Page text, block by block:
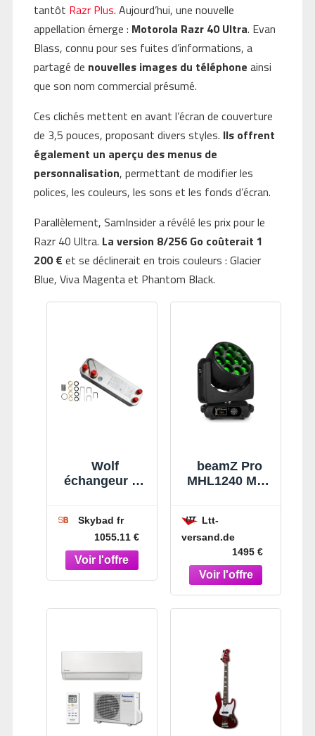
tantôt Razr Plus. Aujourd’hui, une nouvelle
appellation émerge : Motorola Razr 40 Ultra. Evan
Blass, connu pour ses fuites d’informations, a
partagé de nouvelles images du téléphone ainsi
que son nom commercial présumé.
Ces clichés mettent en avant l’écran de couverture
de 3,5 pouces, proposant divers styles. Ils offrent
également un aperçu des menus de
personnalisation, permettant de modifier les
polices, les couleurs, les sons et les fonds d’écran.
Parallèlement, SamInsider a révélé les prix pour le
Razr 40 Ultra. La version 8/256 Go coûterait 1
200 € et se déclinerait en trois couleurs : Glacier
Blue, Viva Magenta et Phantom Black.
Wolf
échangeur de
2982330 pour
CAT-xx-HT-
Ultra
Skybad fr
1055.11 €
beamZ Pro
MHL1240 Mov
Moving Head
Washer
Ltt-
versand.de
1495 €